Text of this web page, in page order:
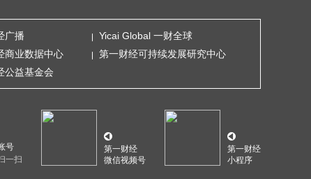
广播
Yicai Global 一财全球
商业数据中心
第一财经可持续发展研究中心
公益基金会
号
一扫
第一财经
微信视频号
第一财经
小程序